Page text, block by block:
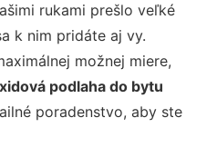
rukami prešlo veľké
k nim pridáte aj vy.
možnej miere,
podlaha do bytu
poradenstvo, aby ste